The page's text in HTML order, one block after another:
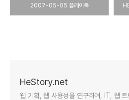
2007-05-05 플레이톡
HeStory.net
웹 기획, 웹 사용성을 연구하며, IT, 웹 트